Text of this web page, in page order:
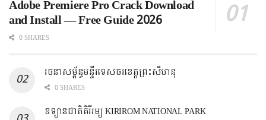
Adobe Premiere Pro Crack Download
and Install — Free Guide 2026
0 SHARES
រចនាសម្ព័ន្ធមន្ទីរទេសចរខេត្តព្រះសីហនុ
0 SHARES
ឧទ្យានជាតិគិរីរម្យ KIRIROM NATIONAL PARK